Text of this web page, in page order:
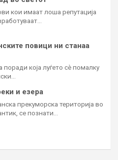
кои имаат лоша репутација
повици ни станаа
која луѓето сè помалку
и езера
прекуморска територија во
се познати…